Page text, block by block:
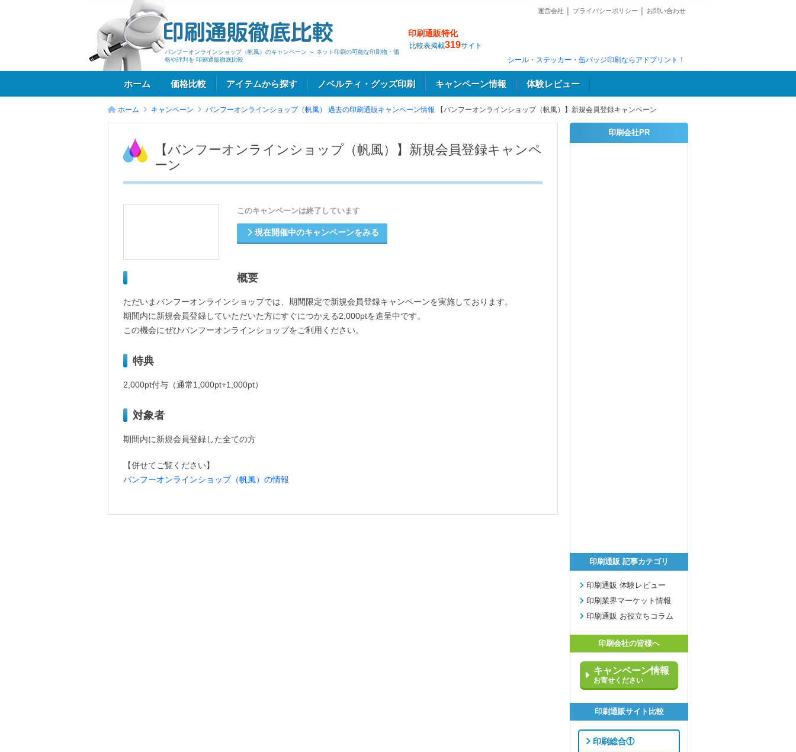
バンフーオンラインショップ（帆風）のキャンペーン ～ ネット印刷の可能な印刷物・価
格や評判を 印刷通販徹底比較
印刷通販特化
比較表掲載319サイト
運営会社 プライバシーポリシー お問い合わせ
シール・ステッカー・缶バッジ印刷ならアドプリント！
ホーム 価格比較 アイテムから探す ノベルティ・グッズ印刷 キャンペーン情報 体験レビュー
ホーム キャンペーン バンフーオンラインショップ（帆風） 過去の印刷通販キャンペーン情報 【バンフーオンラインショップ（帆風）】新規会員登録キャンペーン
【バンフーオンラインショップ（帆風）】新規会員登録キャンペ
ーン
このキャンペーンは終了しています
現在開催中のキャンペーンをみる
概要
ただいまバンフーオンラインショップでは、期間限定で新規会員登録キャンペーンを実施しております。
期間内に新規会員登録していただいた方にすぐにつかえる2,000ptを進呈中です。
この機会にぜひバンフーオンラインショップをご利用ください。
特典
2,000pt付与（通常1,000pt+1,000pt）
対象者
期間内に新規会員登録した全ての方
【併せてご覧ください】
バンフーオンラインショップ（帆風）の情報
印刷会社PR
印刷通販 記事カテゴリ
印刷通販 体験レビュー
印刷業界マーケット情報
印刷通販 お役立ちコラム
印刷会社の皆様へ
キャンペーン情報
お寄せください
印刷通販サイト比較
印刷総合①